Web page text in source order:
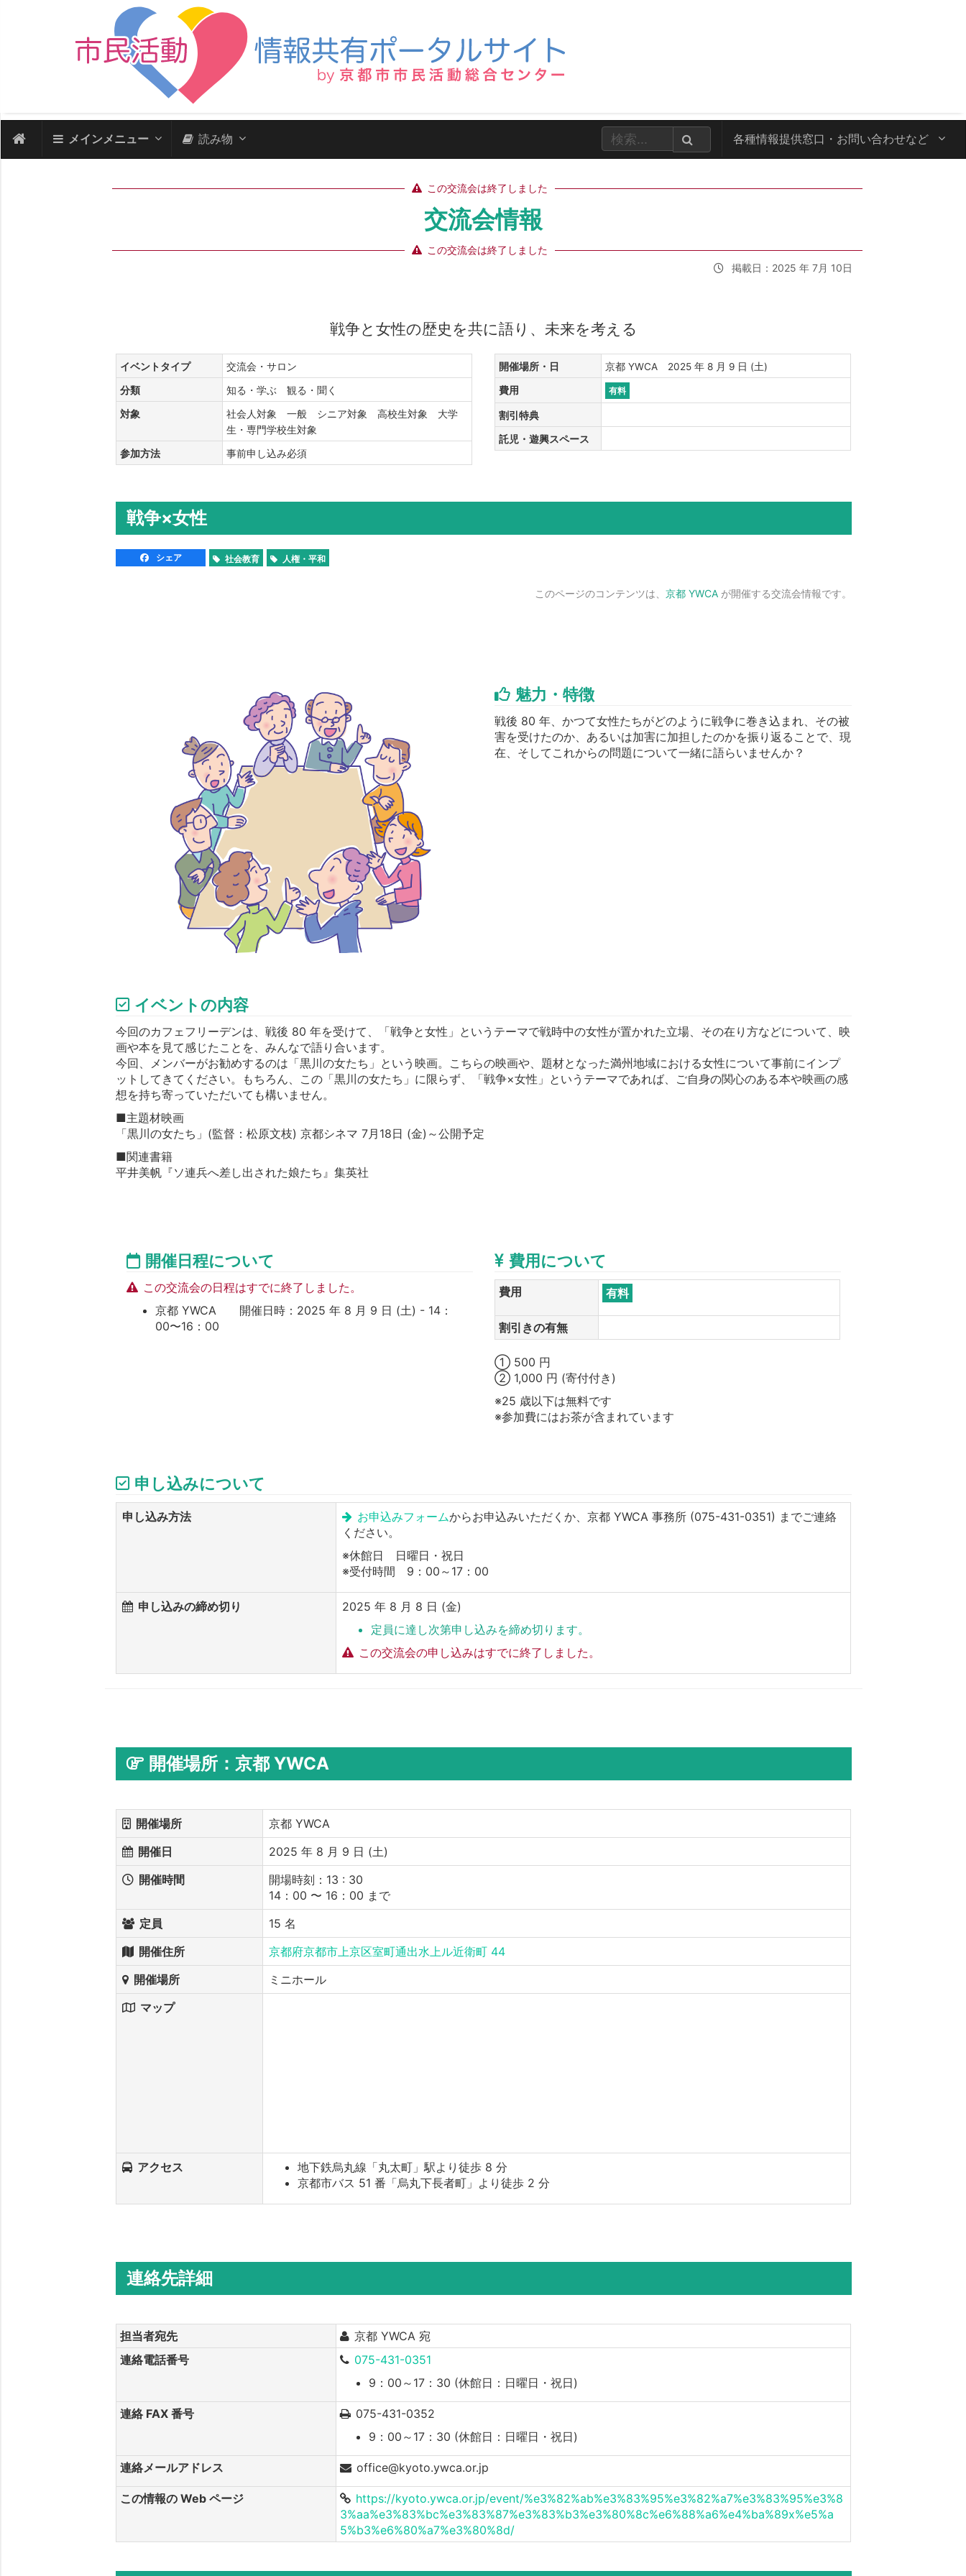
メインメニュー 読み物 各種情報提供窓口・ お問い合わせなど
この交流会は終了しました
交流会情報
この交流会は終了しました
掲載日：2025 年 7月 10日
戦争と女性の歴史を共に語り、未来を考える
イベントタイプ 交流会・サロン
分類 知る・学ぶ 観る・聞く
対象
社会人対象 一般 シニア対象 高校生対象 大学
生・専門学校生対象
参加方法 事前申し込み必須
開催場所・日 京都 YWCA 2025 年 8 月 9 日 (土)
費用 有料
割引特典
託児・遊興スペース
戦争×女性
シェア 社会教育 人権・平和
このページのコンテンツは、 京都 YWCAが開催する交流会情報です。
魅力・特徴
戦後 80 年、かつて女性たちがどのように戦争に巻き込まれ、その被
害を受けたのか、あるいは加害に加担したのかを振り返ることで、現
在、そしてこれからの問題について一緒に語らいませんか？
イベントの内容
今回のカフェフリーデンは、戦後 80 年を受けて、「戦争と女性」というテーマで戦時中の女性が置かれた立場、その在り方などについて、映
画や本を見て感じたことを、みんなで語り合います。
今回、メンバーがお勧めするのは「黒川の女たち」という映画。こちらの映画や、題材となった満州地域における女性について事前にインプ
ットしてきてください。もちろん、この「黒川の女たち」に限らず、「戦争×女性」というテーマであれば、ご自身の関心のある本や映画の感
想を持ち寄っていただいても構いません。
■主題材映画
「黒川の女たち」(監督：松原文枝) 京都シネマ 7月18日 (金)～公開予定
■関連書籍
平井美帆『ソ連兵へ差し出された娘たち』集英社
開催日程について
この交流会の日程はすでに終了しました。
京都 YWCA 開催日時：2025 年 8 月 9 日 (土) - 14：
00〜16：00
費用について
費用 有料
割引きの有無
① 500 円
② 1,000 円 (寄付付き)
※25 歳以下は無料です
※参加費にはお茶が含まれています
申し込みについて
申し込み方法 お申込みフォームからお申込みいただくか、京都 YWCA 事務所 (075-431-0351) までご連絡
ください。
※休館日 日曜日・祝日
※受付時間 9：00～17：00
申し込みの締め切り
2025 年 8 月 8 日 (金)
定員に達し次第申し込みを締め切ります。
この交流会の申し込みはすでに終了しました。
開催場所：京都 YWCA
開催場所
京都 YWCA
開催日
2025 年 8 月 9 日 (土)
開催時間
開場時刻：13 : 30
14：00 〜 16：00 まで
定員
15 名
開催住所
京都府京都市上京区室町通出水上ル近衛町 44
開催場所
ミニホール
マップ
アクセス
地下鉄烏丸線「丸太町」駅より徒歩 8 分
京都市バス 51 番「烏丸下長者町」より徒歩 2 分
連絡先詳細
担当者宛先
京都 YWCA 宛
連絡電話番号
075-431-0351
9：00～17：30 (休館日：日曜日・祝日)
連絡 FAX 番号
075-431-0352
9：00～17：30 (休館日：日曜日・祝日)
連絡メールアドレス office@kyoto.ywca.or.jp
この情報の Web ページ
https://kyoto.ywca.or.jp/event/%e3%82%ab%e3%83%95%e3%82%a7%e3%83%95%e3%8
3%aa%e3%83%bc%e3%83%87%e3%83%b3%e3%80%8c%e6%88%a6%e4%ba%89x%e5%a
5%b3%e6%80%a7%e3%80%8d/